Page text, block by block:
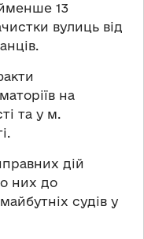
13
вулиць від
на
та у м.
дій
них до
судів у